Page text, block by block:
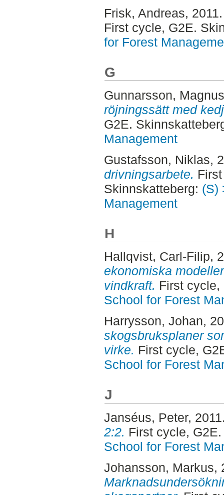
Frisk, Andreas,
First cycle, G2E.
for Forest
G
Gunnarsson, Magnus
röjningssätt med
G2E.
Management
Gustafsson, Niklas,
drivningsarbete.
Skinnskatteberg: (S)
Management
H
Hallqvist, Carl-Filip,
ekonomiska
vindkraft. First
School for Forest
Harrysson, Johan,
skogsbruksplaner
virke. First cycle,
School for Forest
J
Janséus, Peter,
2:2. First cycle,
School for Forest
Johansson, Markus,